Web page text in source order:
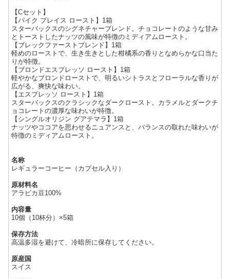
【Cセット】
【パイク プレイス ロースト】1箱
スターバックスのシグネチャーブレンド。チョコレートのような甘み
とトーストしたナッツの風味が特徴のミディアムロースト。
【ブレックファーストブレンド】1箱
軽めのローストで、生き生きとした柑橘系の香りとなめらかな口当た
りが特徴。
【ブロンドエスプレッソ ロースト】1箱
軽やかなブロンドローストで、明るいシトラスとフローラルな香りが
広がる、爽快な味わい。
【エスプレッソ ロースト】1箱
スターバックスのクラシックなダークロースト。カラメルとダークチ
ョコレートの濃厚な味わいが特徴。
【シングルオリジン グアテマラ】1箱
ナッツやココアを思わせるニュアンスと、バランスの取れた味わいが
特徴のミディアムロースト。
名称
レギュラーコーヒー（カプセル入り）
原材料名
アラビカ豆100%
内容量
10個（10杯分）×5箱
保存方法
高温多湿を避けて、冷暗所に保存してください。
原産国
スイス